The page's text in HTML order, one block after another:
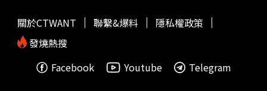
關於CTWANT 聯繫&爆料
隱私權政策
發燒熱搜
Facebook
Youtube Telegram